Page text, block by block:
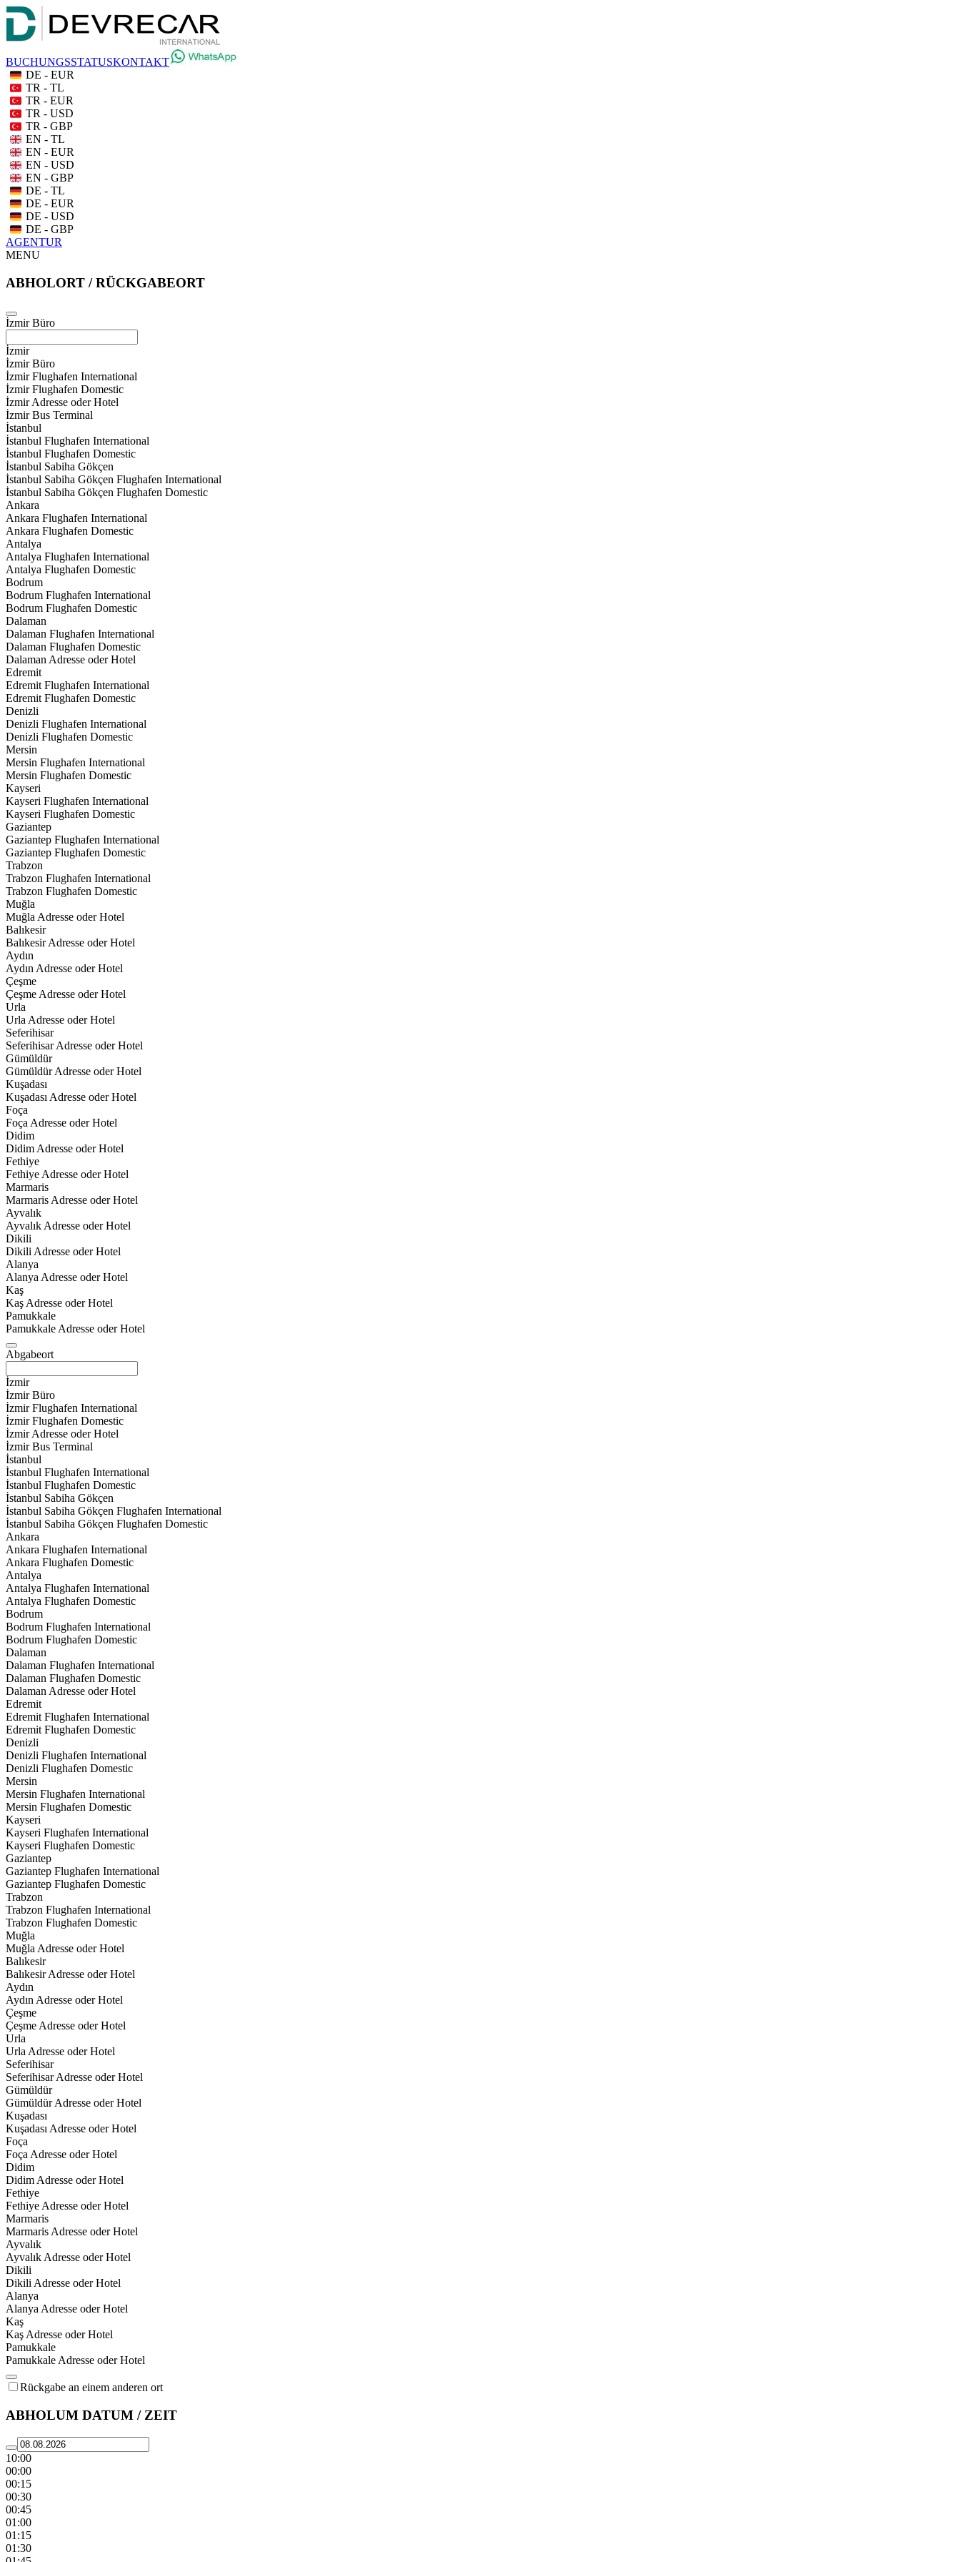
BUCHUNGSSTATUSKONTAKT
DE - EUR
TR - TL
TR - EUR
TR - USD
TR - GBP
EN - TL
EN - EUR
EN - USD
EN - GBP
DE - TL
DE - EUR
DE - USD
DE - GBP
AGENTUR
MENU
ABHOLORT / RÜCKGABEORT
İzmir Büro
İzmir
İzmir Büro
İzmir Flughafen International
İzmir Flughafen Domestic
İzmir Adresse oder Hotel
İzmir Bus Terminal
İstanbul
İstanbul Flughafen International
İstanbul Flughafen Domestic
İstanbul Sabiha Gökçen
İstanbul Sabiha Gökçen Flughafen International
İstanbul Sabiha Gökçen Flughafen Domestic
Ankara
Ankara Flughafen International
Ankara Flughafen Domestic
Antalya
Antalya Flughafen International
Antalya Flughafen Domestic
Bodrum
Bodrum Flughafen International
Bodrum Flughafen Domestic
Dalaman
Dalaman Flughafen International
Dalaman Flughafen Domestic
Dalaman Adresse oder Hotel
Edremit
Edremit Flughafen International
Edremit Flughafen Domestic
Denizli
Denizli Flughafen International
Denizli Flughafen Domestic
Mersin
Mersin Flughafen International
Mersin Flughafen Domestic
Kayseri
Kayseri Flughafen International
Kayseri Flughafen Domestic
Gaziantep
Gaziantep Flughafen International
Gaziantep Flughafen Domestic
Trabzon
Trabzon Flughafen International
Trabzon Flughafen Domestic
Muğla
Muğla Adresse oder Hotel
Balıkesir
Balıkesir Adresse oder Hotel
Aydın
Aydın Adresse oder Hotel
Çeşme
Çeşme Adresse oder Hotel
Urla
Urla Adresse oder Hotel
Seferihisar
Seferihisar Adresse oder Hotel
Gümüldür
Gümüldür Adresse oder Hotel
Kuşadası
Kuşadası Adresse oder Hotel
Foça
Foça Adresse oder Hotel
Didim
Didim Adresse oder Hotel
Fethiye
Fethiye Adresse oder Hotel
Marmaris
Marmaris Adresse oder Hotel
Ayvalık
Ayvalık Adresse oder Hotel
Dikili
Dikili Adresse oder Hotel
Alanya
Alanya Adresse oder Hotel
Kaş
Kaş Adresse oder Hotel
Pamukkale
Pamukkale Adresse oder Hotel
Abgabeort
İzmir
İzmir Büro
İzmir Flughafen International
İzmir Flughafen Domestic
İzmir Adresse oder Hotel
İzmir Bus Terminal
İstanbul
İstanbul Flughafen International
İstanbul Flughafen Domestic
İstanbul Sabiha Gökçen
İstanbul Sabiha Gökçen Flughafen International
İstanbul Sabiha Gökçen Flughafen Domestic
Ankara
Ankara Flughafen International
Ankara Flughafen Domestic
Antalya
Antalya Flughafen International
Antalya Flughafen Domestic
Bodrum
Bodrum Flughafen International
Bodrum Flughafen Domestic
Dalaman
Dalaman Flughafen International
Dalaman Flughafen Domestic
Dalaman Adresse oder Hotel
Edremit
Edremit Flughafen International
Edremit Flughafen Domestic
Denizli
Denizli Flughafen International
Denizli Flughafen Domestic
Mersin
Mersin Flughafen International
Mersin Flughafen Domestic
Kayseri
Kayseri Flughafen International
Kayseri Flughafen Domestic
Gaziantep
Gaziantep Flughafen International
Gaziantep Flughafen Domestic
Trabzon
Trabzon Flughafen International
Trabzon Flughafen Domestic
Muğla
Muğla Adresse oder Hotel
Balıkesir
Balıkesir Adresse oder Hotel
Aydın
Aydın Adresse oder Hotel
Çeşme
Çeşme Adresse oder Hotel
Urla
Urla Adresse oder Hotel
Seferihisar
Seferihisar Adresse oder Hotel
Gümüldür
Gümüldür Adresse oder Hotel
Kuşadası
Kuşadası Adresse oder Hotel
Foça
Foça Adresse oder Hotel
Didim
Didim Adresse oder Hotel
Fethiye
Fethiye Adresse oder Hotel
Marmaris
Marmaris Adresse oder Hotel
Ayvalık
Ayvalık Adresse oder Hotel
Dikili
Dikili Adresse oder Hotel
Alanya
Alanya Adresse oder Hotel
Kaş
Kaş Adresse oder Hotel
Pamukkale
Pamukkale Adresse oder Hotel
Rückgabe an einem anderen ort
ABHOLUM DATUM / ZEIT
10:00
00:00
00:15
00:30
00:45
01:00
01:15
01:30